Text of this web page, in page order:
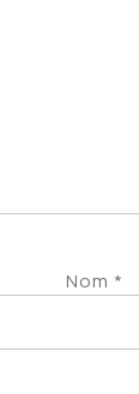
Nom *